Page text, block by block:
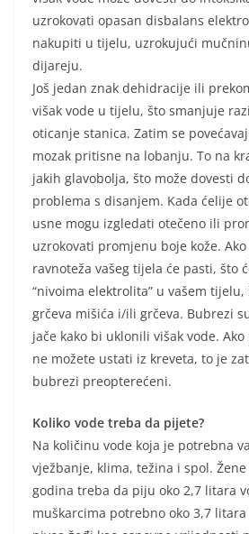
uzrokovati opasan disbalans
nakupiti u tijelu, uzrokujući
dijareju.
Još jedan znak dehidracije ili
višak vode u tijelu, što smanjuje
oticanje stanica. Zatim se
mozak pritisne na lobanju. To na
jakih glavobolja, što može dovesti
problema s disanjem. Kada ćelije
usne mogu izgledati otečeno ili
uzrokovati promjenu boje kože.
ravnoteža vašeg tijela će pasti, što
“nivoima elektrolita” u vašem
grčeva mišića i/ili grčeva. Bubrezi
jače kako bi uklonili višak vode.
ne možete ustati iz kreveta, to je
bubrezi preopterećeni.
Koliko vode treba da pijete?
Na količinu vode koja je potrebna
vježbanje, klima, težina i spol.
godina treba da piju oko 2,7 litara
muškarcima potrebno oko 3,7